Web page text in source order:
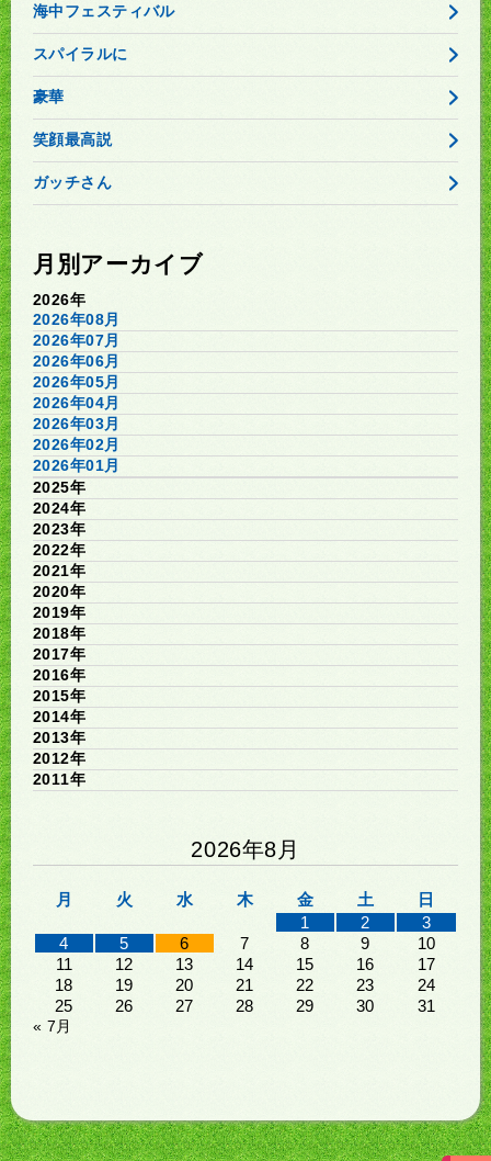
海中フェスティバル
スパイラルに
豪華
笑顔最高説
ガッチさん
月別アーカイブ
2026年
2026年08月
2026年07月
2026年06月
2026年05月
2026年04月
2026年03月
2026年02月
2026年01月
2025年
2024年
2023年
2022年
2021年
2020年
2019年
2018年
2017年
2016年
2015年
2014年
2013年
2012年
2011年
2026年8月
月 火 水 木 金 土
日
1
2
3
4
5 6 7 8 9
10
11
12 13 14 15 16
17
18
19 20 21 22 23
24
25
26 27 28 29 30 31
« 7月